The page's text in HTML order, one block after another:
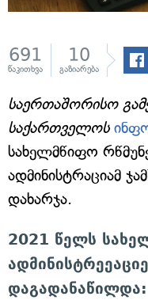
691
წაკითხვა
10
გაზიარება
საერთაშორისო
საქართველოს
სახელმწიფო
ადმინისტრაციამ
დახარჯა.
2021 წელს
დაგადანაწილდა: